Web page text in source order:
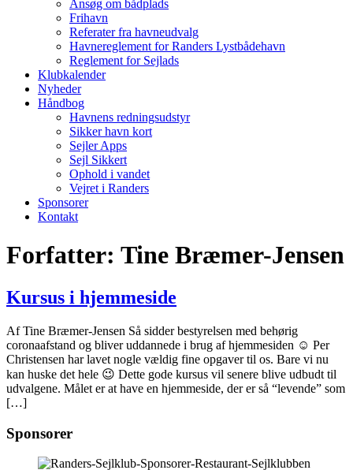
Ansøg om bådplads
Frihavn
Referater fra havneudvalg
Havnereglement for Randers Lystbådehavn
Reglement for Sejlads
Klubkalender
Nyheder
Håndbog
Havnens redningsudstyr
Sikker havn kort
Sejler Apps
Sejl Sikkert
Ophold i vandet
Vejret i Randers
Sponsorer
Kontakt
Forfatter: Tine Bræmer-Jensen
Kursus i hjemmeside
Af Tine Bræmer-Jensen Så sidder bestyrelsen med behørig
coronaafstand og bliver uddannede i brug af hjemmesiden ☺️ Per
Christensen har lavet nogle vældig fine opgaver til os. Bare vi nu
kan huske det hele 😉 Dette gode kursus vil senere blive udbudt til
udvalgene. Målet er at have en hjemmeside, der er så “levende” som
[…]
Sponsorer